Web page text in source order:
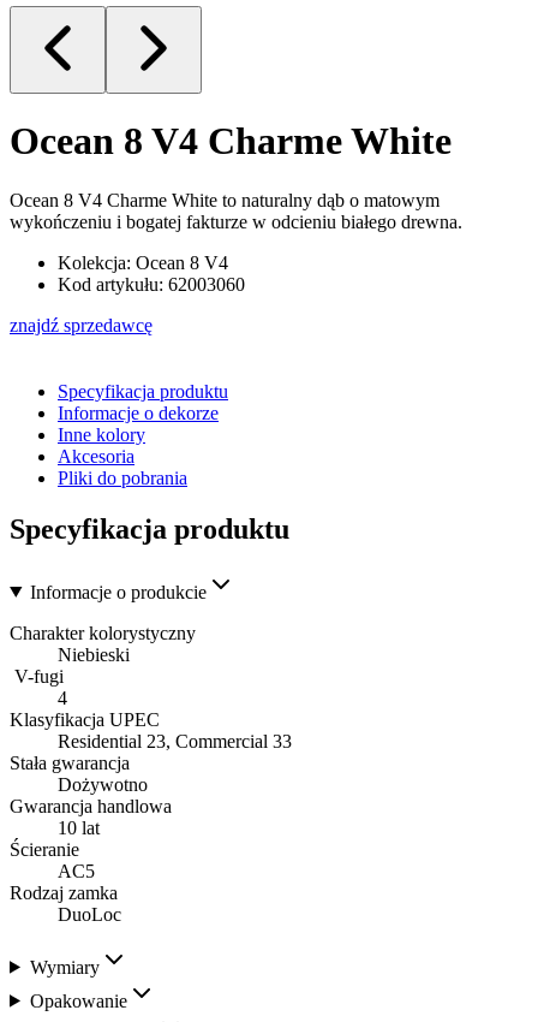
Ocean 8 V4 Charme White
Ocean 8 V4 Charme White to naturalny dąb o matowym
wykończeniu i bogatej fakturze w odcieniu białego drewna.
Kolekcja: Ocean 8 V4
Kod artykułu: 62003060
znajdź sprzedawcę
Specyfikacja produktu
Informacje o dekorze
Inne kolory
Akcesoria
Pliki do pobrania
Specyfikacja produktu
Informacje o produkcie
Charakter kolorystyczny
Niebieski
V-fugi
4
Klasyfikacja UPEC
Residential 23, Commercial 33
Stała gwarancja
Dożywotno
Gwarancja handlowa
10 lat
Ścieranie
AC5
Rodzaj zamka
DuoLoc
Wymiary
Opakowanie